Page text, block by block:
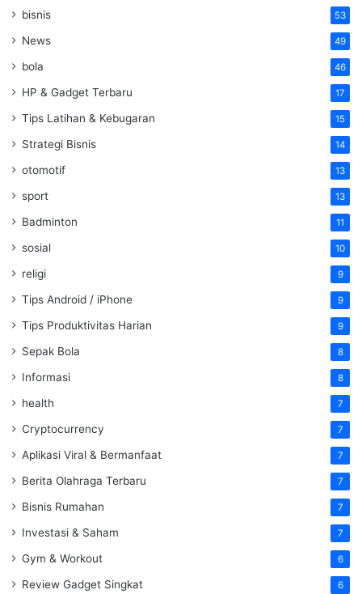
bisnis 53
News 49
bola 46
HP & Gadget Terbaru 17
Tips Latihan & Kebugaran 15
Strategi Bisnis 14
otomotif 13
sport 13
Badminton 11
sosial 10
religi 9
Tips Android / iPhone 9
Tips Produktivitas Harian 9
Sepak Bola 8
Informasi 8
health 7
Cryptocurrency 7
Aplikasi Viral & Bermanfaat 7
Berita Olahraga Terbaru 7
Bisnis Rumahan 7
Investasi & Saham 7
Gym & Workout 6
Review Gadget Singkat 6